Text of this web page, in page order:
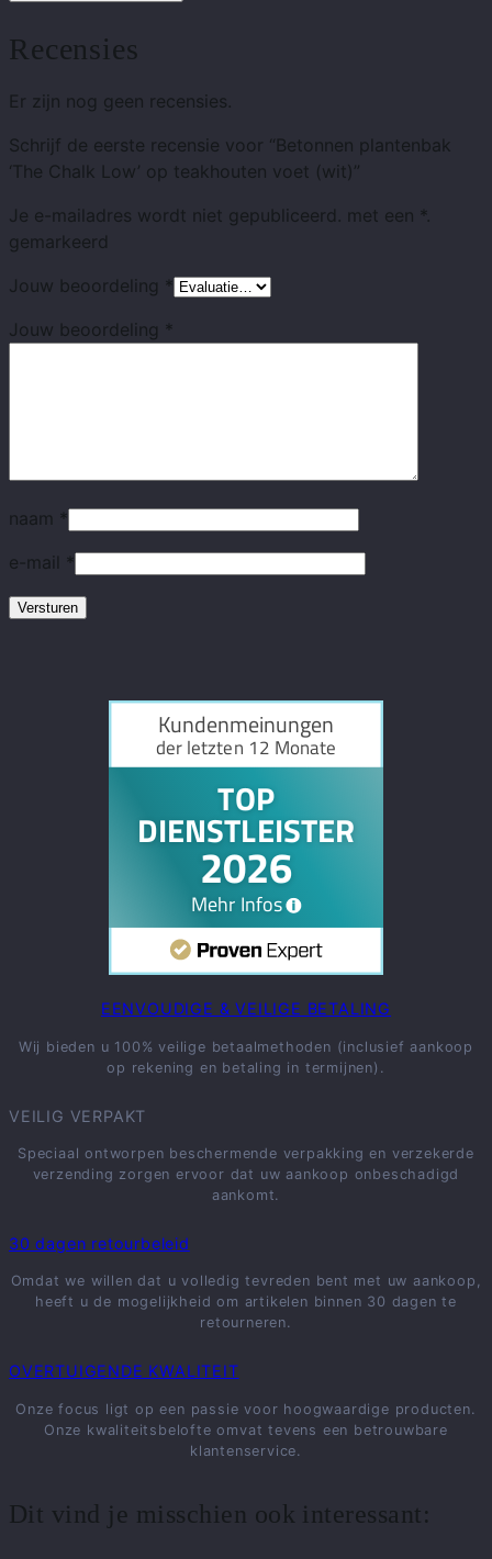
Recensies
Er zijn nog geen recensies.
Schrijf de eerste recensie voor “Betonnen plantenbak
‘The Chalk Low’ op teakhouten voet (wit)”
Je e-mailadres wordt niet gepubliceerd. met een *.
gemarkeerd
Jouw beoordeling *
Jouw beoordeling *
naam *
e-mail *
EENVOUDIGE & VEILIGE BETALING
Wij bieden u 100% veilige betaalmethoden (inclusief aankoop
op rekening en betaling in termijnen).
VEILIG VERPAKT
Speciaal ontworpen beschermende verpakking en verzekerde
verzending zorgen ervoor dat uw aankoop onbeschadigd
aankomt.
30 dagen retourbeleid
Omdat we willen dat u volledig tevreden bent met uw aankoop,
heeft u de mogelijkheid om artikelen binnen 30 dagen te
retourneren.
OVERTUIGENDE KWALITEIT
Onze focus ligt op een passie voor hoogwaardige producten.
Onze kwaliteitsbelofte omvat tevens een betrouwbare
klantenservice.
Dit vind je misschien ook interessant: